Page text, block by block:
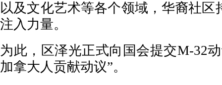
以及文化艺术等各个领域，华裔社区
注入力量。
为此，区泽光正式向国会提交M-32
加拿大人贡献动议”。